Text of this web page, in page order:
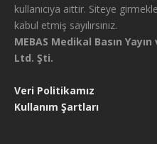
kullanıcıya aittir. Siteye
kabul etmiş sayılırsınız.
MEBAS Medikal Basın
Ltd. Şti.
Veri Politikamız
Kullanım Şartları